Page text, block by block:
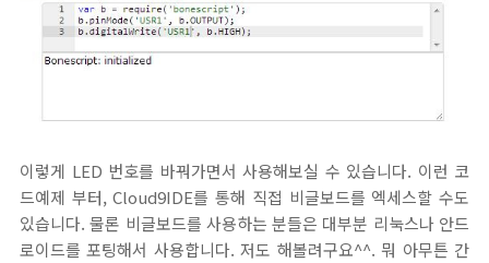
이렇게 LED 번호를 바꿔가면서 사용해보실 수 있습니다. 이런 코
드예제 부터, Cloud9IDE를 통해 직접 비글보드를 엑세스할 수도
있습니다. 물론 비글보드를 사용하는 분들은 대부분 리눅스나 안드
로이드를 포팅해서 사용합니다. 저도 해볼려구요^^. 뭐 아무튼 간